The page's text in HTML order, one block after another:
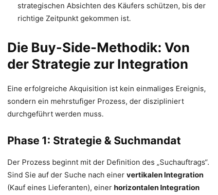
strategischen Absichten des Käufers schützen, bis der
richtige Zeitpunkt gekommen ist.
Die Buy-Side-Methodik: Von
der Strategie zur Integration
Eine erfolgreiche Akquisition ist kein einmaliges Ereignis,
sondern ein mehrstufiger Prozess, der diszipliniert
durchgeführt werden muss.
Phase 1: Strategie & Suchmandat
Der Prozess beginnt mit der Definition des „Suchauftrags“.
Sind Sie auf der Suche nach einer vertikalen Integration
(Kauf eines Lieferanten), einer horizontalen Integration